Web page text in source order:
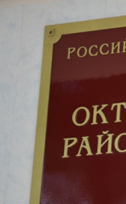
Перейти к основному